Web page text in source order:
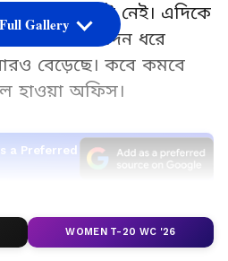
কোনও লক্ষণই নেই। এদিকে
বিগত কদিন ধরে
বেড়েছে। কবে কমবে
হাওয়া অফিস।
a Preferred
Gallery
WOMEN T-20 WC '26